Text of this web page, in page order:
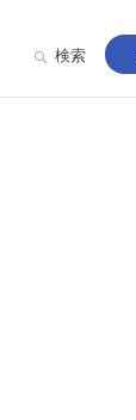
検索